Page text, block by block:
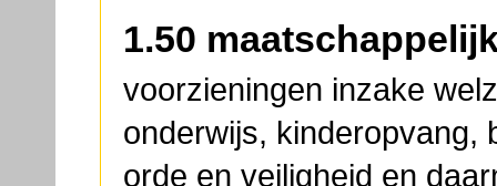
1.50
voorzieningen inzake
onderwijs, kinderopvang,
orde en veiligheid en